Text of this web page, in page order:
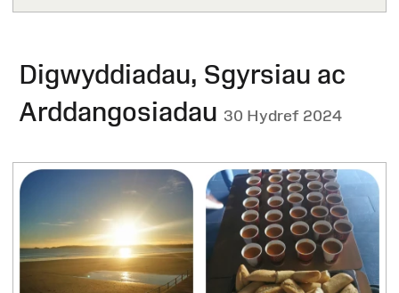
Digwyddiadau, Sgyrsiau ac
Arddangosiadau 30 Hydref 2024